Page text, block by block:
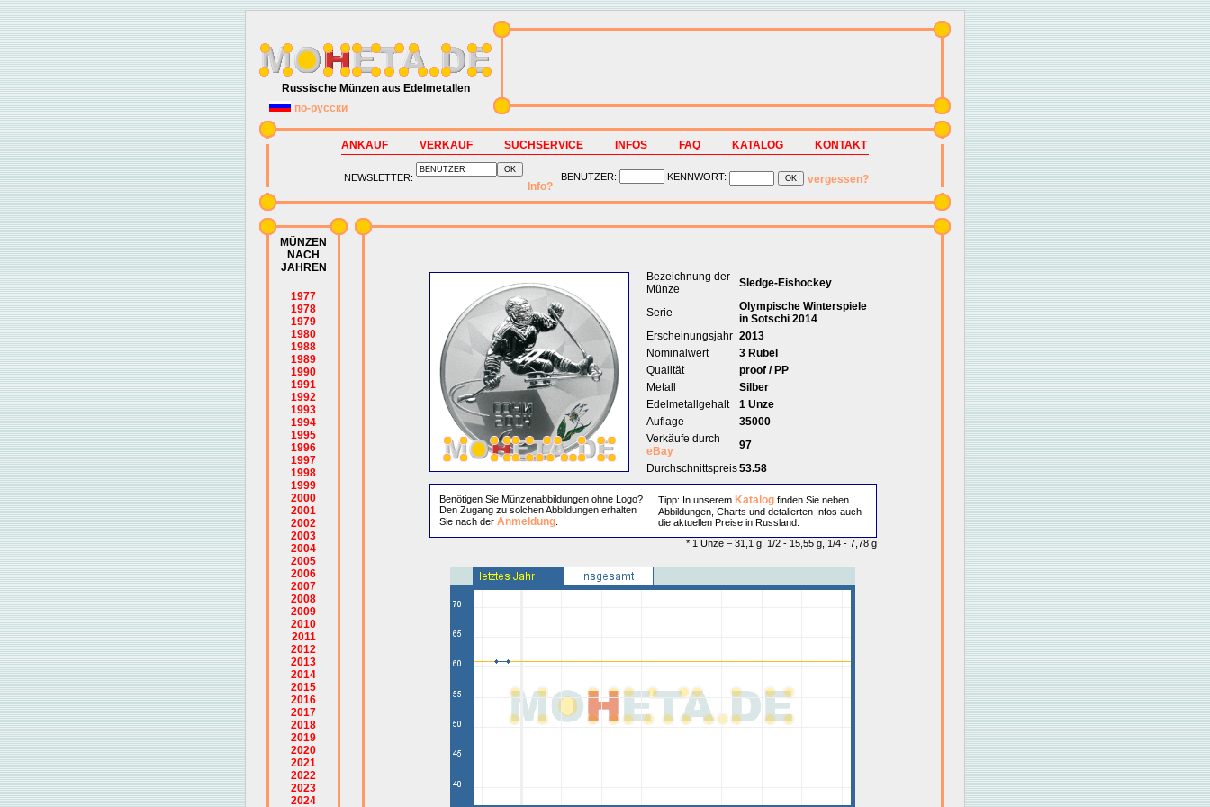
Russische Münzen aus Edelmetallen
по-русски
ANKAUF VERKAUF SUCHSERVICE INFOS FAQ KATALOG KONTAKT
NEWSLETTER:
Info?
BENUTZER: KENNWORT: vergessen?
MÜNZEN
NACH
JAHREN
1977
1978
1979
1980
1988
1989
1990
1991
1992
1993
1994
1995
1996
1997
1998
1999
2000
2001
2002
2003
2004
2005
2006
2007
2008
2009
2010
2011
2012
2013
2014
2015
2016
2017
2018
2019
2020
2021
2022
2023
2024
Bezeichnung der
Münze
Sledge-Eishockey
Serie
Olympische Winterspiele
in Sotschi 2014
Erscheinungsjahr 2013
Nominalwert
3 Rubel
Qualität
proof / PP
Metall
Silber
Edelmetallgehalt
1 Unze
Auflage
35000
Verkäufe durch
eBay
97
Durchschnittspreis53.58
Benötigen Sie Münzenabbildungen ohne Logo?
Den Zugang zu solchen Abbildungen erhalten
Sie nach der Anmeldung.
Tipp: In unserem Katalogfinden Sie neben
Abbildungen, Charts und detalierten Infos auch
die aktuellen Preise in Russland.
* 1 Unze – 31,1 g, 1/2 - 15,55 g, 1/4 - 7,78 g